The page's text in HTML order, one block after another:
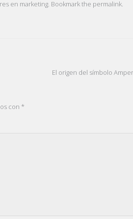
en marketing. Bookmark the permalink.
El origen del símbolo
con *